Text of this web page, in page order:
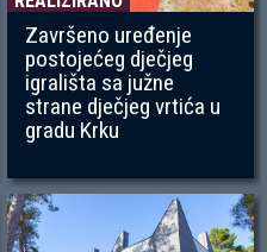
Završeno uređenje
postojećeg dječjeg
igrališta sa južne
strane dječjeg vrtića u
gradu Krku